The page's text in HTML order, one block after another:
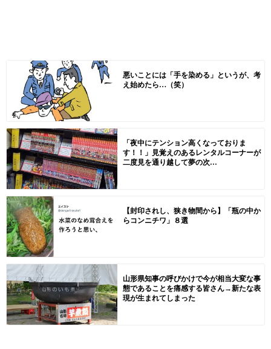
悪いことには「手を染める」というが、考
え始めたら…（笑）
「夜中にテンション高くなっておりま
す！！」見覚えのあるレンタルコーナーが
二度見を通り越して夢の次...
【封印されし、狭き物間から】「瓶の中か
らコンニチワ」８選
山形県知事の呼びかけで今が相当大変な事
態であることを痛感する皆さん→新たな表
現が生まれてしまった